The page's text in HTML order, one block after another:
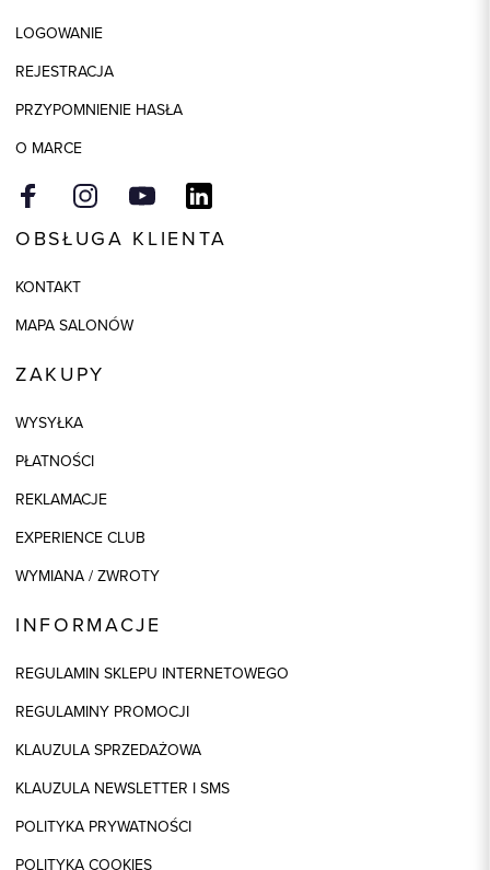
Składy podszewek
Model
Kolor
LOGOWANIE
REJESTRACJA
PRZYPOMNIENIE HASŁA
O MARCE
OBSŁUGA KLIENTA
KONTAKT
MAPA SALONÓW
ZAKUPY
WYSYŁKA
PŁATNOŚCI
REKLAMACJE
EXPERIENCE CLUB
WYMIANA / ZWROTY
INFORMACJE
REGULAMIN SKLEPU INTERNETOWEGO
REGULAMINY PROMOCJI
KLAUZULA SPRZEDAŻOWA
KLAUZULA NEWSLETTER I SMS
POLITYKA PRYWATNOŚCI
POLITYKA COOKIES